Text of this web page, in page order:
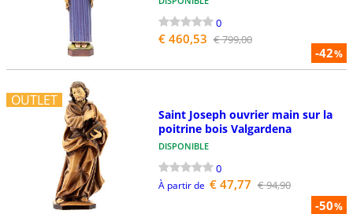
-42%
0
€ 460,53 € 799,00
OUTLET
-50%
Saint Joseph ouvrier main sur la
poitrine bois Valgardena
DISPONIBLE
0
À partir de € 47,77 € 94,90